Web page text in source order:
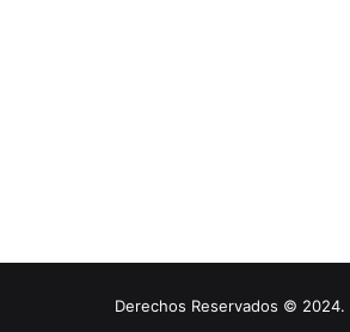
Derechos Reservados © 2024.